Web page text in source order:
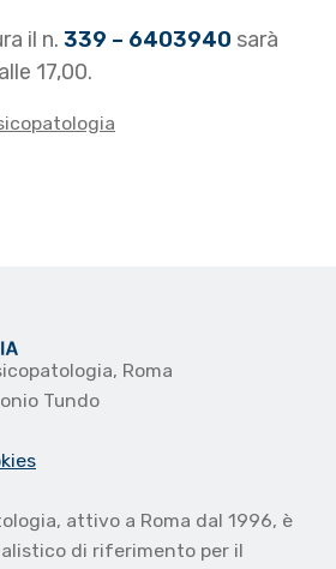
il n. 339 – 6403940 sarà
17,00.
Roma
Tundo
attivo a Roma dal 1996, è
di riferimento per il